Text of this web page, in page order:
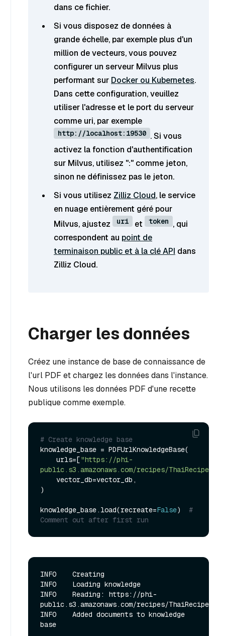
dans ce fichier.
Si vous disposez de données à
grande échelle, par exemple plus d'un
million de vecteurs, vous pouvez
configurer un serveur Milvus plus
performant sur Docker ou Kubernetes.
Dans cette configuration, veuillez
utiliser l'adresse et le port du serveur
comme uri, par exemple
http://localhost:19530 . Si vous
activez la fonction d'authentification
sur Milvus, utilisez ":" comme jeton,
sinon ne définissez pas le jeton.
Si vous utilisez Zilliz Cloud, le service
en nuage entièrement géré pour
Milvus, ajustez
uri et token , qui
correspondent au point de
terminaison public et à la clé API dans
Zilliz Cloud.
Charger les données
Créez une instance de base de connaissance de
l'url PDF et chargez les données dans l'instance.
Nous utilisons les données PDF d'une recette
publique comme exemple.
# Create knowledge base
knowledge_base = PDFUrlKnowledgeBase(
    urls=[
"https://phi-
public.s3.amazonaws.com/recipes/
)
knowledge_base.load(recreate=False) #
Comment out after first run
INFO    Creating
INFO    Loading knowledge
INFO    Reading: https://phi-
public.s3.amazonaws.com/recipes/
INFO    Added documents to knowledge